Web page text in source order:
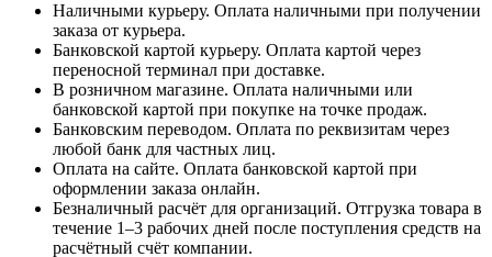
Наличными курьеру. Оплата наличными при получении
заказа от курьера.
Банковской картой курьеру. Оплата картой через
переносной терминал при доставке.
В розничном магазине. Оплата наличными или
банковской картой при покупке на точке продаж.
Банковским переводом. Оплата по реквизитам через
любой банк для частных лиц.
Оплата на сайте. Оплата банковской картой при
оформлении заказа онлайн.
Безналичный расчёт для организаций. Отгрузка товара в
течение 1–3 рабочих дней после поступления средств на
расчётный счёт компании.